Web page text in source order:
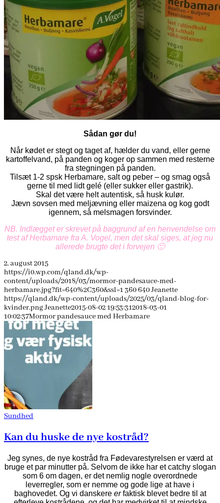
Sådan gør du!
Når kødet er stegt og taget af, hælder du vand, eller gerne
kartoffelvand, på panden og koger op sammen med resterne
fra stegningen på panden.
Tilsæt 1-2 spsk Herbamare, salt og peber – og smag også
gerne til med lidt gelé (eller sukker eller gastrik).
Skal det være helt autentisk, så husk kulør.
Jævn sovsen med meljævning eller maizena og kog godt
igennem, så melsmagen forsvinder.
NB. Indlægget er skrevet på baggrund af en henvendelse om
test af Herbamare fra A. Vogel, men det skal siges, at jeg nu
allerede brugte det i forvejen 🙂
2. august 2015
https://i0.wp.com/qland.dk/wp-
content/uploads/2018/03/mormor-pandesauce-med-
herbamare.jpg?fit=640%2C360&ssl=1 360640Jeanette
https://qland.dk/wp-content/uploads/2025/03/qland-blog-for-
kvinder.pngJeanette2015-08-02 19:53:312018-03-01
10:02:37Mormor pandesauce med Herbamare
Sundhed
Kan du huske de nye kostråd?
Jeg synes, de nye kostråd fra Fødevarestyrelsen er værd at
bruge et par minutter på. Selvom de ikke har et catchy slogan
som 6 om dagen, er det nemlig nogle overordnede
leverregler, som er nemme og gode lige at have i
baghovedet. Og vi danskere erfaktisk blevet bedre til at